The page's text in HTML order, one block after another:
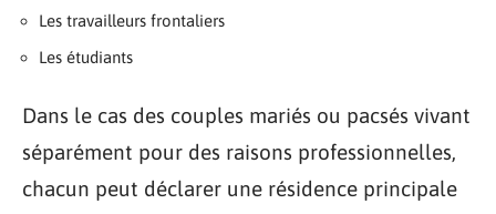
Les travailleurs frontaliers
Les étudiants
Dans le cas des couples mariés ou pacsés vivant
séparément pour des raisons professionnelles,
chacun peut déclarer une résidence principale